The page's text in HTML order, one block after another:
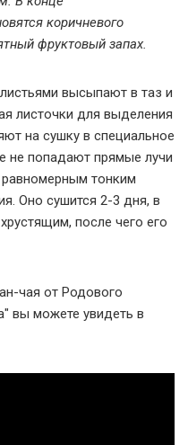
коричневого
фруктовый запах.
высыпают в таз и
листочки для выделения
на сушку в специальное
не попадают прямые лучи
тонким
Оно сушится 2-3 дня, в
после чего его
чая от Родового
вы можете увидеть в